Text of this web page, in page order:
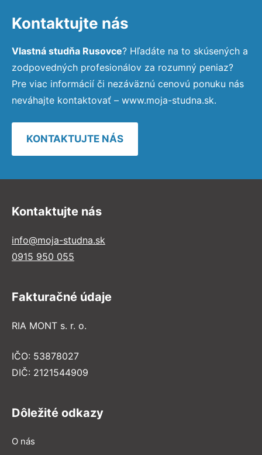
Kontaktujte nás
Vlastná studňa Rusovce? Hľadáte na to skúsených a
zodpovedných profesionálov za rozumný peniaz?
Pre viac informácií či nezáväznú cenovú ponuku nás
neváhajte kontaktovať – www.moja-studna.sk.
KONTAKTUJTE NÁS
Kontaktujte nás
info@moja-studna.sk
0915 950 055
Fakturačné údaje
RIA MONT s. r. o.
IČO: 53878027
DIČ: 2121544909
Dôležité odkazy
O nás